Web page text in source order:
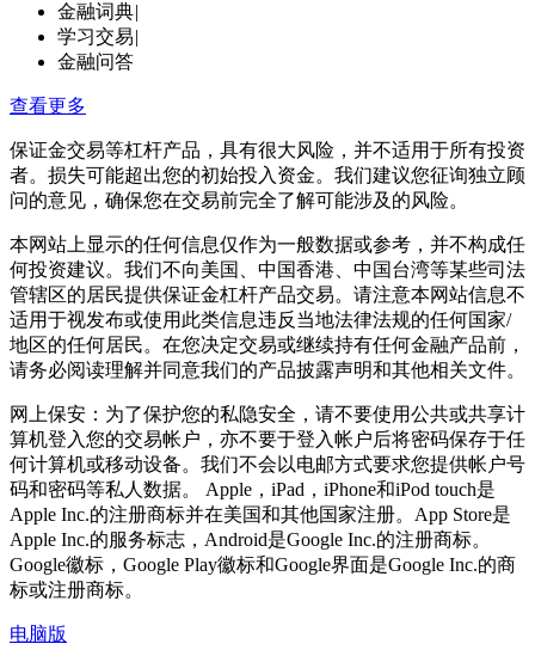
金融词典|
学习交易|
金融问答
查看更多
保证金交易等杠杆产品，具有很大风险，并不适用于所有投资
者。损失可能超出您的初始投入资金。我们建议您征询独立顾
问的意见，确保您在交易前完全了解可能涉及的风险。
本网站上显示的任何信息仅作为一般数据或参考，并不构成任
何投资建议。我们不向美国、中国香港、中国台湾等某些司法
管辖区的居民提供保证金杠杆产品交易。请注意本网站信息不
适用于视发布或使用此类信息违反当地法律法规的任何国家/
地区的任何居民。在您决定交易或继续持有任何金融产品前，
请务必阅读理解并同意我们的产品披露声明和其他相关文件。
网上保安：为了保护您的私隐安全，请不要使用公共或共享计
算机登入您的交易帐户，亦不要于登入帐户后将密码保存于任
何计算机或移动设备。我们不会以电邮方式要求您提供帐户号
码和密码等私人数据。 Apple，iPad，iPhone和iPod touch是
Apple Inc.的注册商标并在美国和其他国家注册。App Store是
Apple Inc.的服务标志，Android是Google Inc.的注册商标。
Google徽标，Google Play徽标和Google界面是Google Inc.的商
标或注册商标。
电脑版